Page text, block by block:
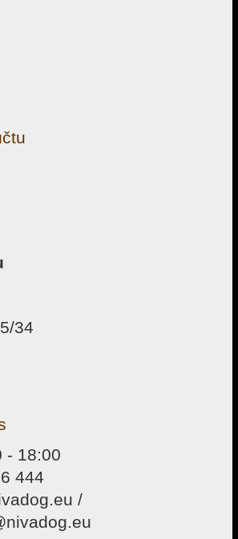
34
- 18:00
444
/